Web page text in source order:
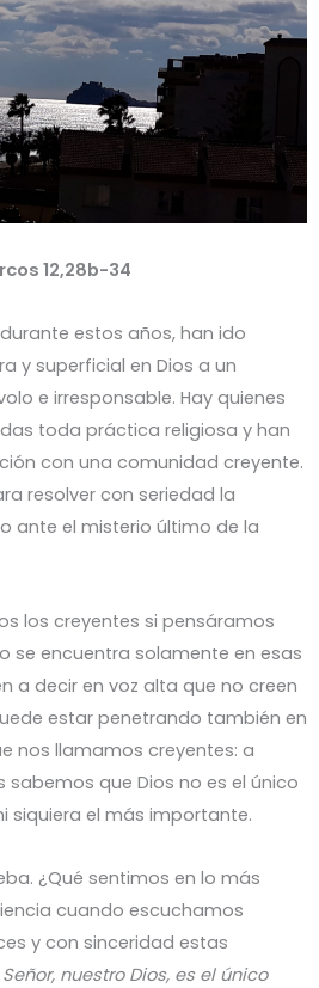
12,28b-34
estos años, han ido
y superficial en Dios a un
e irresponsable. Hay quienes
toda práctica religiosa y han
con una comunidad creyente.
resolver con seriedad la
ante el misterio último de la
los creyentes si pensáramos
se encuentra solamente en esas
a decir en voz alta que no creen
estar penetrando también en
nos llamamos creyentes: a
que Dios no es el único
siquiera el más importante.
¿Qué sentimos en lo más
cuando escuchamos
y con sinceridad estas
nuestro Dios, es el único